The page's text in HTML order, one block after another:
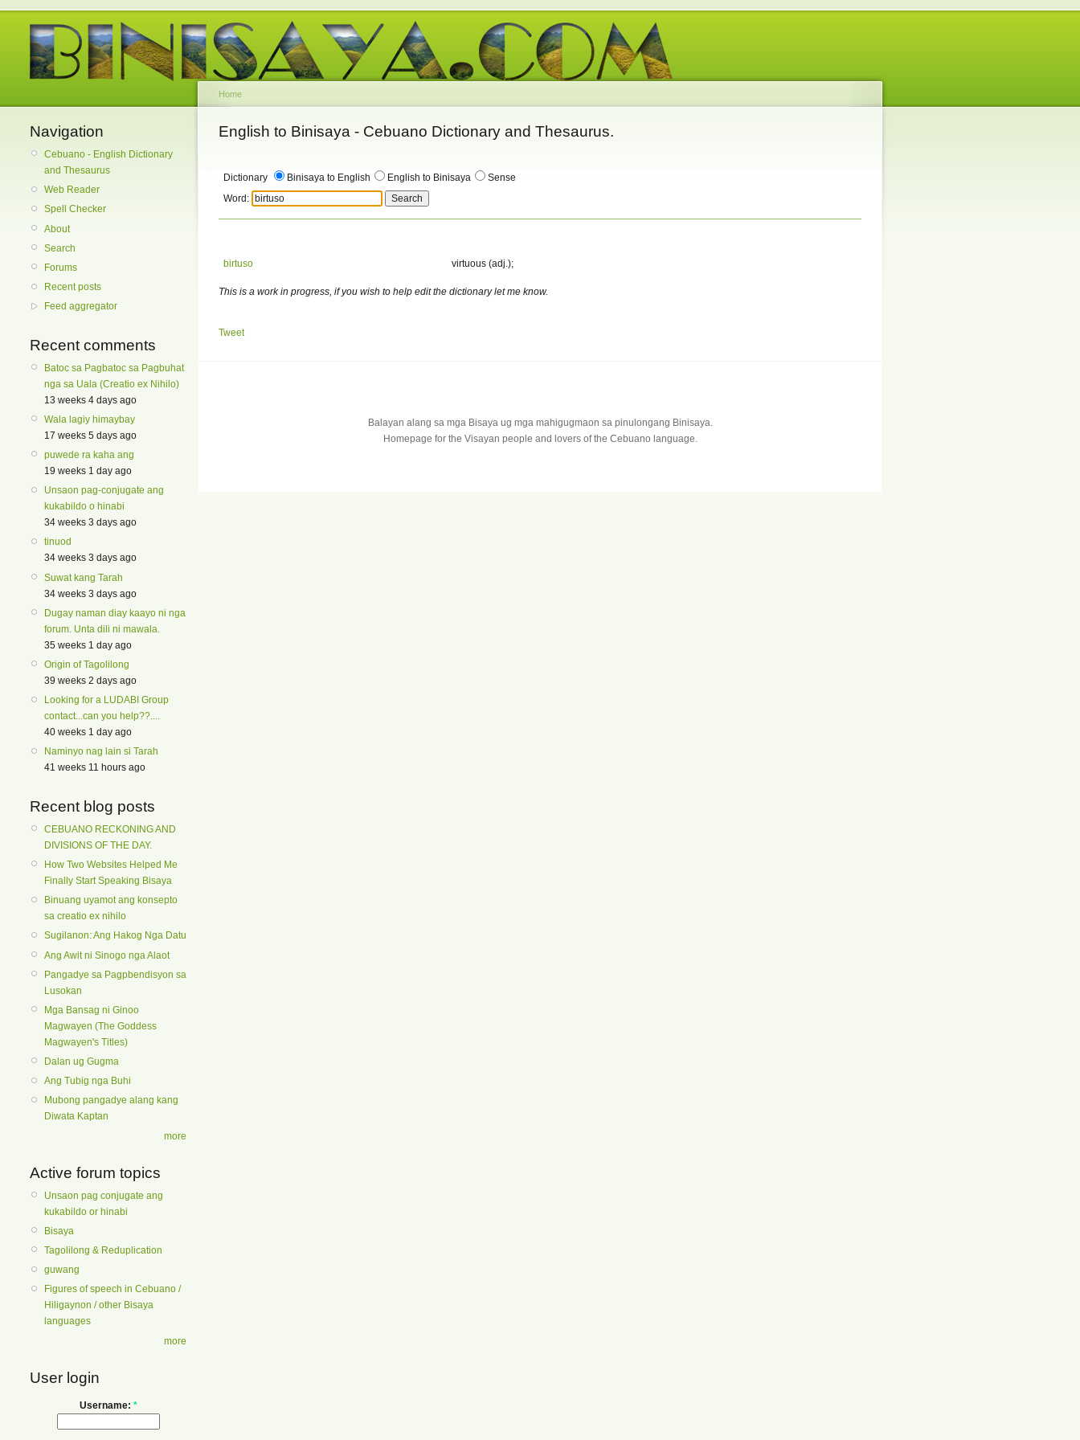
Navigation
Cebuano - English Dictionary
and Thesaurus
Web Reader
Spell Checker
About
Search
Forums
Recent posts
Feed aggregator
Recent comments
Batoc sa Pagbatoc sa Pagbuhat
nga sa Uala (Creatio ex Nihilo)
13 weeks 4 days ago
Wala lagiy himaybay
17 weeks 5 days ago
puwede ra kaha ang
19 weeks 1 day ago
Unsaon pag-conjugate ang
kukabildo o hinabi
34 weeks 3 days ago
tinuod
34 weeks 3 days ago
Suwat kang Tarah
34 weeks 3 days ago
Dugay naman diay kaayo ni nga
forum. Unta dili ni mawala.
35 weeks 1 day ago
Origin of Tagolilong
39 weeks 2 days ago
Looking for a LUDABI Group
contact...can you help??....
40 weeks 1 day ago
Naminyo nag lain si Tarah
41 weeks 11 hours ago
Recent blog posts
CEBUANO RECKONING AND
DIVISIONS OF THE DAY.
How Two Websites Helped Me
Finally Start Speaking Bisaya
Binuang uyamot ang konsepto
sa creatio ex nihilo
Sugilanon: Ang Hakog Nga Datu
Ang Awit ni Sinogo nga Alaot
Pangadye sa Pagpbendisyon sa
Lusokan
Mga Bansag ni Ginoo
Magwayen (The Goddess
Magwayen's Titles)
Dalan ug Gugma
Ang Tubig nga Buhi
Mubong pangadye alang kang
Diwata Kaptan
more
Active forum topics
Unsaon pag conjugate ang
kukabildo or hinabi
Bisaya
Tagolilong & Reduplication
guwang
Figures of speech in Cebuano /
Hiligaynon / other Bisaya
languages
more
User login
Username: *
Home
English to Binisaya - Cebuano Dictionary and Thesaurus.
Dictionary Binisaya to English English to Binisaya
Sense
Word:
birtuso virtuous (adj.);
This is a work in progress, if you wish to help edit the dictionary let me know.
Tweet
Balayan alang sa mga Bisaya ug mga mahigugmaon sa pinulongang Binisaya.
Homepage for the Visayan people and lovers of the Cebuano language.